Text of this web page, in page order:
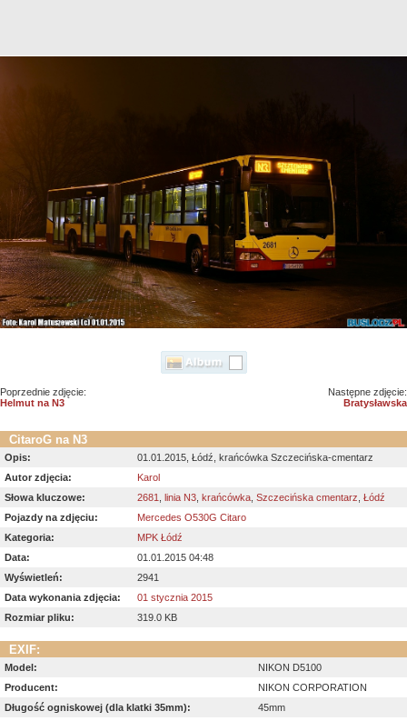
Poprzednie zdjęcie:
Helmut na N3
Następne zdjęcie:
Bratysławska
CitaroG na N3
Opis:
01.01.2015, Łódź, krańcówka Szczecińska-cmentarz
Autor zdjęcia:
Karol
Słowa kluczowe:
2681 linia N3 krańcówka Szczecińska cmentarz Łódź
Pojazdy na zdjęciu:
Mercedes O530G Citaro
Kategoria:
MPK Łódź
Data:
01.01.2015 04:48
Wyświetleń:
2941
Data wykonania zdjęcia:
01 stycznia 2015
Rozmiar pliku:
319.0 KB
EXIF:
Model:
NIKON D5100
Producent:
NIKON CORPORATION
Długość ogniskowej (dla klatki 35mm):
45mm